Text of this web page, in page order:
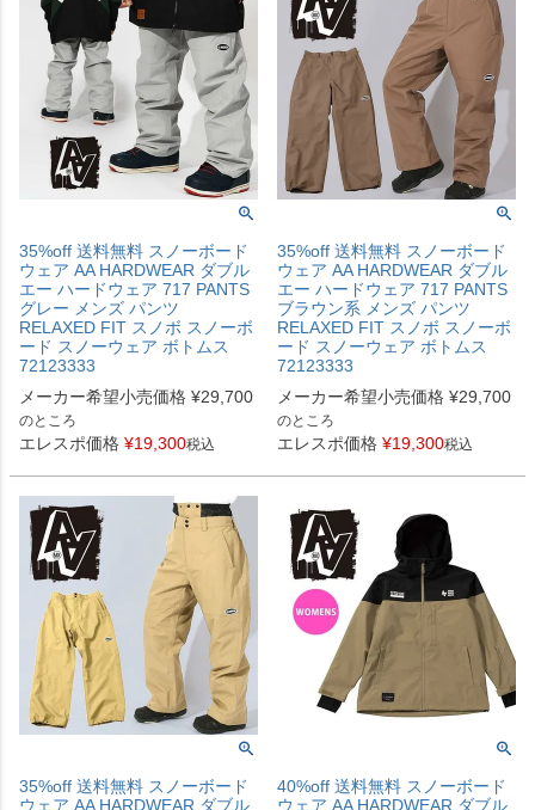
35%off 送料無料 スノーボード
ウェア AA HARDWEAR ダブル
エー ハードウェア 717 PANTS
グレー メンズ パンツ
RELAXED FIT スノボ スノーボ
ード スノーウェア ボトムス
72123333
メーカー希望小売価格 ¥29,700
のところ
エレスポ価格 ¥19,300税込
35%off 送料無料 スノーボード
ウェア AA HARDWEAR ダブル
エー ハードウェア 717 PANTS
ブラウン系 メンズ パンツ
RELAXED FIT スノボ スノーボ
ード スノーウェア ボトムス
72123333
メーカー希望小売価格 ¥29,700
のところ
エレスポ価格 ¥19,300税込
35%off 送料無料 スノーボード
ウェア AA HARDWEAR ダブル
40%off 送料無料 スノーボード
ウェア AA HARDWEAR ダブル